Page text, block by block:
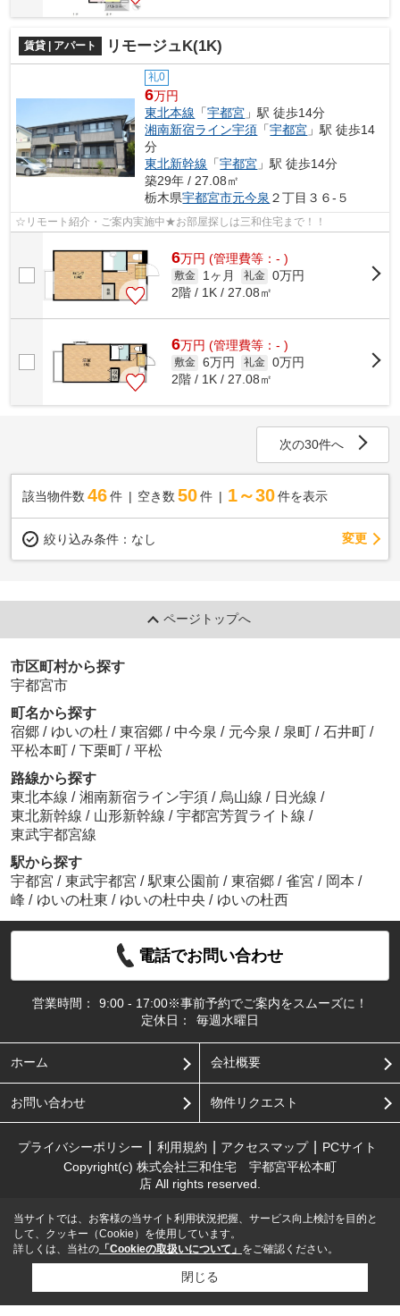
賃貸 | アパート リモージュK(1K)
礼0
6万円
東北本線 「宇都宮 」駅 徒歩14分
湘南新宿ライン宇須 「宇都宮 」駅 徒歩14
分
東北新幹線 「宇都宮 」駅 徒歩14分
築29年 / 27.08㎡
栃木県宇都宮市元今泉 ２丁目３６-５
☆リモート紹介・ご案内実施中★お部屋探しは三和住宅まで！！
6万円 (管理費等：- )
敷金 1ヶ月 礼金 0万円
2階 / 1K / 27.08㎡
6万円 (管理費等：- )
敷金 6万円 礼金 0万円
2階 / 1K / 27.08㎡
次の30件へ
該当物件数 46件 空き数 50 件 1～30 件を表示
絞り込み条件： なし 変更
ページトップへ
市区町村から探す
宇都宮市
町名から探す
宿郷 / ゆいの杜 / 東宿郷 / 中今泉 / 元今泉 / 泉町 / 石井町 /
平松本町 / 下栗町 / 平松
路線から探す
東北本線 / 湘南新宿ライン宇須 / 烏山線 / 日光線 /
東北新幹線 / 山形新幹線 / 宇都宮芳賀ライト線 /
東武宇都宮線
駅から探す
宇都宮 / 東武宇都宮 / 駅東公園前 / 東宿郷 / 雀宮 / 岡本 /
峰 / ゆいの杜東 / ゆいの杜中央 / ゆいの杜西
電話でお問い合わせ
営業時間：
9:00 - 17:00※事前予約でご案内をスムーズに！
定休日：
毎週水曜日
ホーム 会社概要
お問い合わせ 物件リクエスト
プライバシーポリシー 利用規約 アクセスマップ
PCサイト
Copyright(c) 株式会社三和住宅 宇都宮平松本町
店 All rights reserved.
当サイトでは、お客様の当サイト利用状況把握、サービス向上検討を目的と
して、クッキー（Cookie）を使用しています。
詳しくは、当社の 「Cookieの取扱いについて」 をご確認ください。
閉じる